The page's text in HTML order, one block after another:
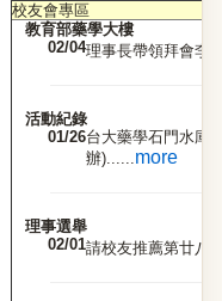
校友會專區
教育部藥學大樓
02/04理事長帶領拜會李
活動紀錄
01/26台大藥學石門水庫
辦)......more
理事選舉
02/01請校友推薦第廿八